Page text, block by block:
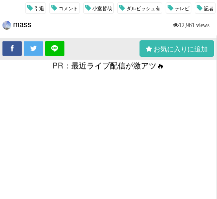
引退 コメント 小室哲哉 ダルビッシュ有 テレビ 記者
mass 12,961 views
お気に入りに追加
PR： 最近ライブ配信が激アツ🔥